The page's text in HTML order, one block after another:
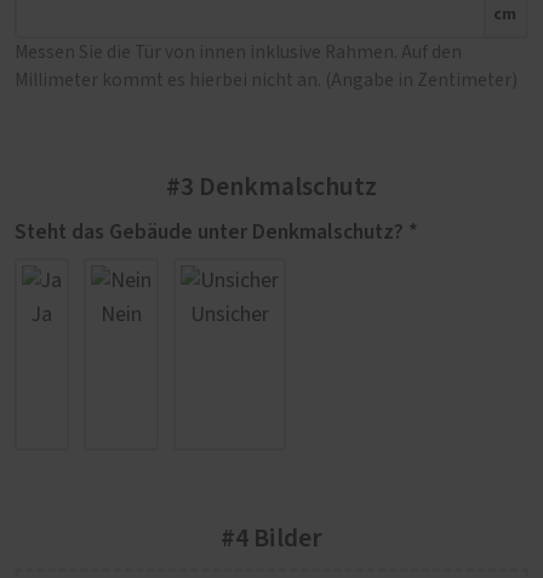
cm
Messen Sie die Tür von innen inklusive Rahmen. Auf den
Millimeter kommt es hierbei nicht an. (Angabe in Zentimeter)
#3 Denkmalschutz
Steht das Gebäude unter Denkmalschutz? *
Ja Nein Unsicher
#4 Bilder